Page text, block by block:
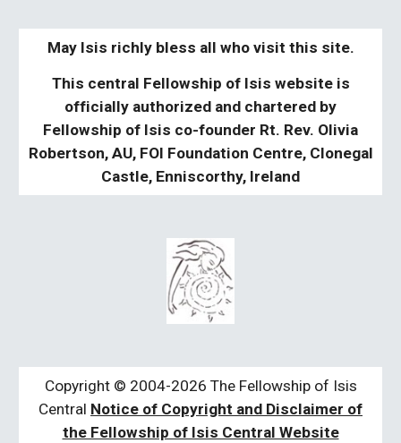
May Isis richly bless all who visit this site.
This central Fellowship of Isis website is
officially authorized and chartered by
Fellowship of Isis co-founder Rt. Rev. Olivia
Robertson, AU, FOI Foundation Centre, Clonegal
Castle, Enniscorthy, Ireland
Copyright © 2004-2026 The Fellowship of Isis
Central Notice of Copyright and Disclaimer of
the Fellowship of Isis Central Website